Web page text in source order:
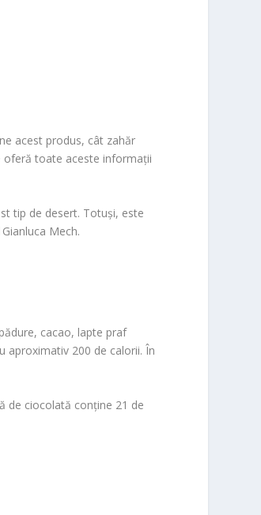
acest produs, cât zahăr
oferă toate aceste informații
tip de desert. Totuși, este
Mech.
cacao, lapte praf
aproximativ 200 de calorii. În
de ciocolată conține 21 de